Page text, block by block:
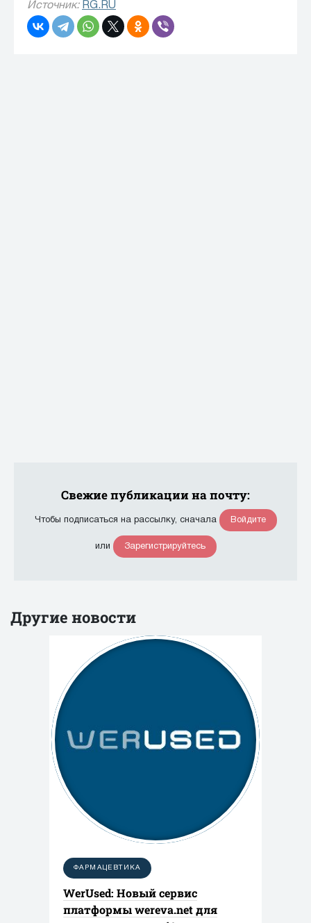
Источник: RG.RU
Свежие публикации на почту:
Чтобы подписаться на рассылку, сначала Войдите
или Зарегистрируйтесь
Другие новости
ФАРМАЦЕВТИКА
WerUsed: Новый сервис
платформы wereva.net для